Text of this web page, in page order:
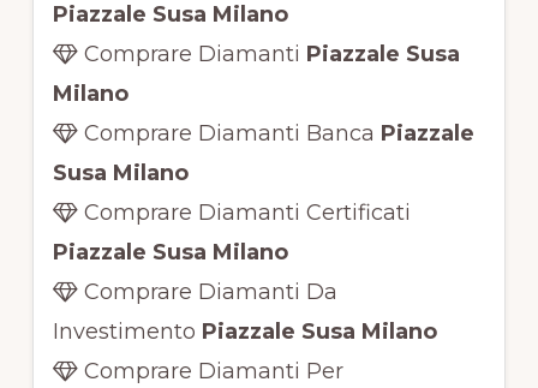
Piazzale Susa Milano
Comprare Diamanti Piazzale Susa
Milano
Comprare Diamanti Banca Piazzale
Susa Milano
Comprare Diamanti Certificati
Piazzale Susa Milano
Comprare Diamanti Da
Investimento Piazzale Susa Milano
Comprare Diamanti Per